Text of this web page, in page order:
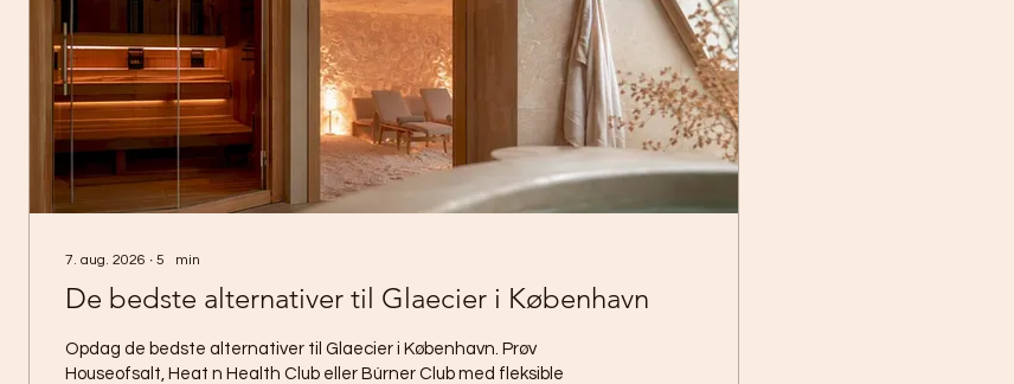
7. aug. 2026 ∙ 5 min
De bedste alternativer til Glaecier i København
Opdag de bedste alternativer til Glaecier i København. Prøv
Houseofsalt, Heat n Health Club eller Búrner Club med fleksible